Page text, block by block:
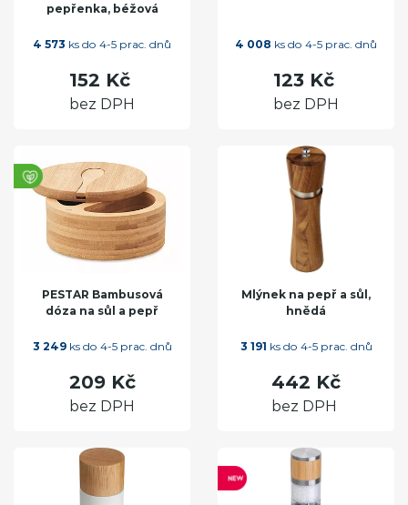
pepřenka, béžová
4 573 ks do 4-5 prac. dnů
152 Kč
bez DPH
4 008 ks do 4-5 prac. dnů
123 Kč
bez DPH
PESTAR Bambusová
dóza na sůl a pepř
3 249ks do 4-5 prac. dnů
209 Kč
bez DPH
Mlýnek na pepř a sůl,
hnědá
3 191 ks do 4-5 prac. dnů
442 Kč
bez DPH